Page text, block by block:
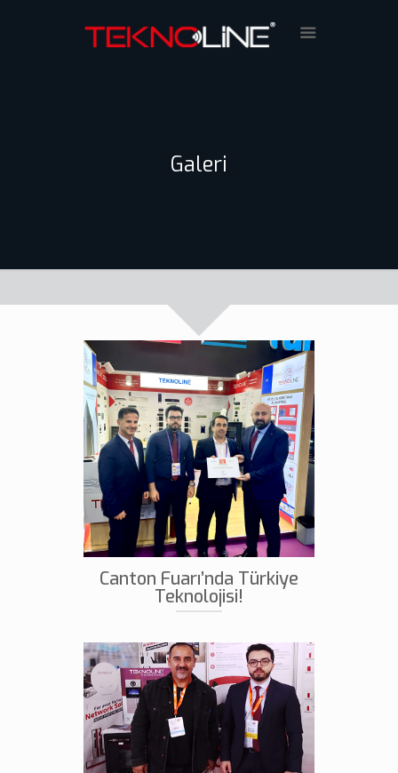
Galeri
Canton Fuarı’nda Türkiye
Teknolojisi!